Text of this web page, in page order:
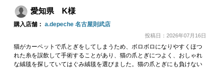
愛知県 K様
購入店舗： a.depeche 名古屋則武店
投稿日：2026年07月16日
猫がカーペットで爪とぎをしてしまうため、ボロボロになりやすくほつ
れた糸を誤飲して手術することがあり、猫の爪とぎにつよく、おしゃれ
な絨毯を探していてはぐみ絨毯を選びました。猫の爪とぎにも負けない